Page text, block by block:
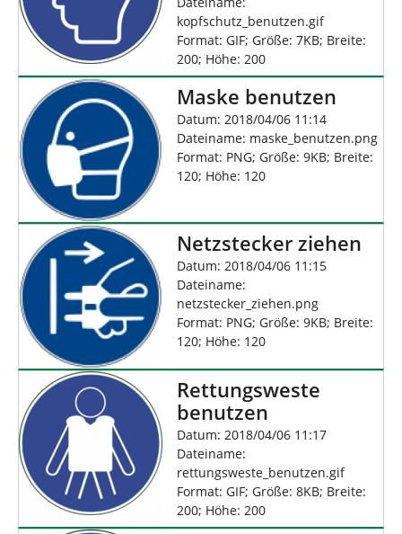
kopfschutz_benutzen.gif
Format: GIF; Größe: 7KB; Breite:
200; Höhe: 200
Maske benutzen
Datum: 2018/04/06 11:14
Dateiname: maske_benutzen.png
Format: PNG; Größe: 9KB; Breite:
120; Höhe: 120
Netzstecker ziehen
Datum: 2018/04/06 11:15
Dateiname:
netzstecker_ziehen.png
Format: PNG; Größe: 9KB; Breite:
120; Höhe: 120
Rettungsweste
benutzen
Datum: 2018/04/06 11:17
Dateiname:
rettungsweste_benutzen.gif
Format: GIF; Größe: 8KB; Breite:
200; Höhe: 200